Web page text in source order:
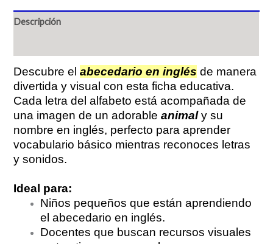
Descripción
Descubre elabecedario en inglés de manera
divertida y visual con esta ficha educativa.
Cada letra del alfabeto está acompañada de
una imagen de un adorableanimaly su
nombre en inglés, perfecto para aprender
vocabulario básico mientras reconoces letras
y sonidos.
Ideal para:
Niños pequeños que están aprendiendo
el abecedario en inglés.
Docentes que buscan recursos visuales